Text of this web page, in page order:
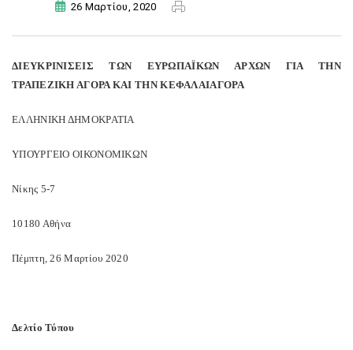
26 Μαρτίου, 2020
ΔΙΕΥΚΡΙΝΙΣΕΙΣ ΤΩΝ ΕΥΡΩΠΑΪΚΩΝ ΑΡΧΩΝ ΓΙΑ ΤΗΝ
ΤΡΑΠΕΖΙΚΗ ΑΓΟΡΑ ΚΑΙ ΤΗΝ ΚΕΦΑΛΑΙΑΓΟΡΑ
ΕΛΛΗΝΙΚΗ ΔΗΜΟΚΡΑΤΙΑ
ΥΠΟΥΡΓΕΙΟ ΟΙΚΟΝΟΜΙΚΩΝ
Νίκης 5-7
10180 Αθήνα
Πέμπτη, 26 Μαρτίου 2020
Δελτίο Τύπου